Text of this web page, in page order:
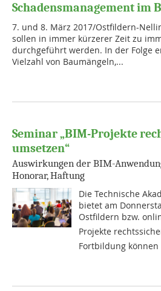
Schadensmanagement im
7. und 8. März 2017/Ostfildern-
sollen in immer kürzerer Zeit zu
durchgeführt werden. In der Folge
Vielzahl von Baumängeln,...
Seminar „BIM-Projekte
umsetzen“
Auswirkungen der BIM-
Honorar, Haftung
Die Technische
bietet am
Ostfildern bzw.
Projekte
Fortbildung